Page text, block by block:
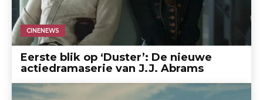
CINENEWS
Eerste blik op ‘Duster’: De nieuwe
actiedramaserie van J.J. Abrams